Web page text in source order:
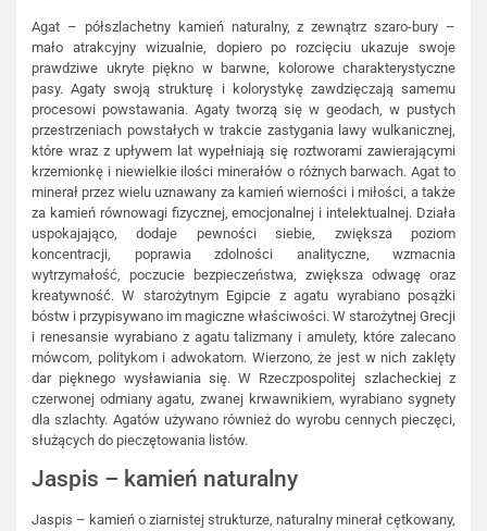
Agat – półszlachetny kamień naturalny, z zewnątrz szaro-bury –
mało atrakcyjny wizualnie, dopiero po rozcięciu ukazuje swoje
prawdziwe ukryte piękno w barwne, kolorowe charakterystyczne
pasy. Agaty swoją strukturę i kolorystykę zawdzięczają samemu
procesowi powstawania. Agaty tworzą się w geodach, w pustych
przestrzeniach powstałych w trakcie zastygania lawy wulkanicznej,
które wraz z upływem lat wypełniają się roztworami zawierającymi
krzemionkę i niewielkie ilości minerałów o różnych barwach. Agat to
minerał przez wielu uznawany za kamień wierności i miłości, a także
za kamień równowagi fizycznej, emocjonalnej i intelektualnej. Działa
uspokajająco, dodaje pewności siebie, zwiększa poziom
koncentracji, poprawia zdolności analityczne, wzmacnia
wytrzymałość, poczucie bezpieczeństwa, zwiększa odwagę oraz
kreatywność. W starożytnym Egipcie z agatu wyrabiano posążki
bóstw i przypisywano im magiczne właściwości. W starożytnej Grecji
i renesansie wyrabiano z agatu talizmany i amulety, które zalecano
mówcom, politykom i adwokatom. Wierzono, że jest w nich zaklęty
dar pięknego wysławiania się. W Rzeczpospolitej szlacheckiej z
czerwonej odmiany agatu, zwanej krwawnikiem, wyrabiano sygnety
dla szlachty. Agatów używano również do wyrobu cennych pieczęci,
służących do pieczętowania listów.
Jaspis – kamień naturalny
Jaspis – kamień o ziarnistej strukturze, naturalny minerał cętkowany,